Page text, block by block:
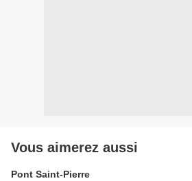
Vous aimerez aussi
Pont Saint-Pierre